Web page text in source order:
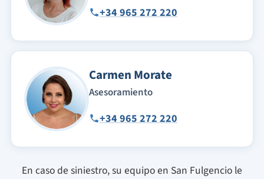
+34 965 272 220
Carmen Morate
Asesoramiento
+34 965 272 220
En caso de siniestro, su equipo en San Fulgencio le